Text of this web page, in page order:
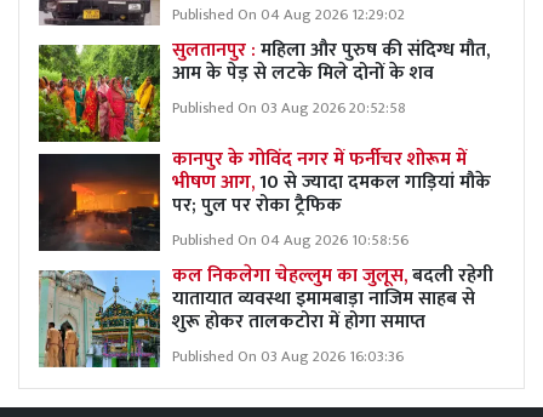
Published On 04 Aug 2026 12:29:02
सुलतानपुर :महिला और पुरुष की संदिग्ध मौत,
आम के पेड़ से लटके मिले दोनों के शव
Published On 03 Aug 2026 20:52:58
कानपुर के गोविंद नगर में फर्नीचर शोरूम में
भीषण आग,10 से ज्यादा दमकल गाड़ियां मौके
पर; पुल पर रोका ट्रैफिक
Published On 04 Aug 2026 10:58:56
कल निकलेगा चेहल्लुम का जुलूस,बदली रहेगी
यातायात व्यवस्था इमामबाड़ा नाजिम साहब से
शुरू होकर तालकटोरा में होगा समाप्त
Published On 03 Aug 2026 16:03:36